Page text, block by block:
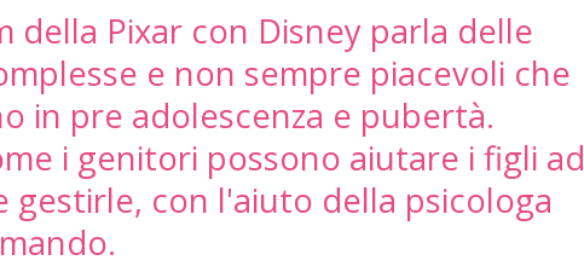
della Pixar con Disney parla delle
e non sempre piacevoli che
in pre adolescenza e pubertà.
i genitori possono aiutare i figli ad
gestirle, con l'aiuto della psicologa